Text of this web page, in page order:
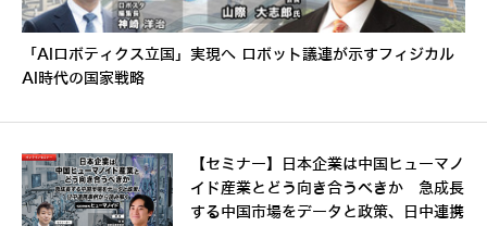
「AIロボティクス立国」実現へ ロボット議連が示すフィジカル
AI時代の国家戦略
【セミナー】日本企業は中国ヒューマノ
イド産業とどう向き合うべきか 急成長
する中国市場をデータと政策、日中連携